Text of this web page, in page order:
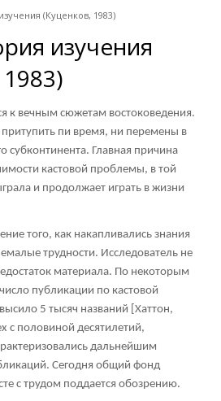
(Куценков, 1983)
изучения
к вечным сюжетам востоковедения.
притупить пи время, ни перемены в
субконтинента. Главная причина
кастовой проблемы, в той
и продолжает играть в жизни
того, как накапливались знания
трудности. Исследователь не
материала. По некоторым
публикации по кастовой
5 тысяч названий [Хаттон,
с половиной десятилетий,
дальнейшим
Сегодня общий фонд
с трудом поддается обозрению.